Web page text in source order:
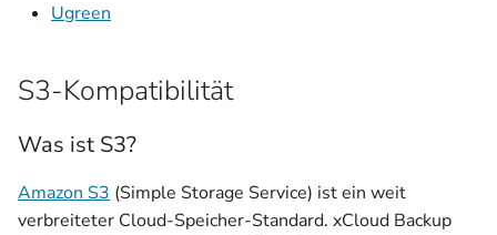
e
Aufbewahrungszeiten
Zugangsdaten
Keys anzeigen
Ugreen
S3-Kompatibilität
Was ist S3?
Amazon S3 (Simple Storage Service) ist ein weit
verbreiteter Cloud-Speicher-Standard. xCloud Backup